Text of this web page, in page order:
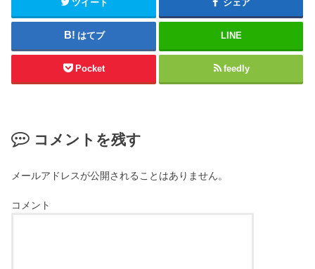
ツイート シェア
はてブ LINE
Pocket feedly
コメントを残す
メールアドレスが公開されることはありません。
コメント